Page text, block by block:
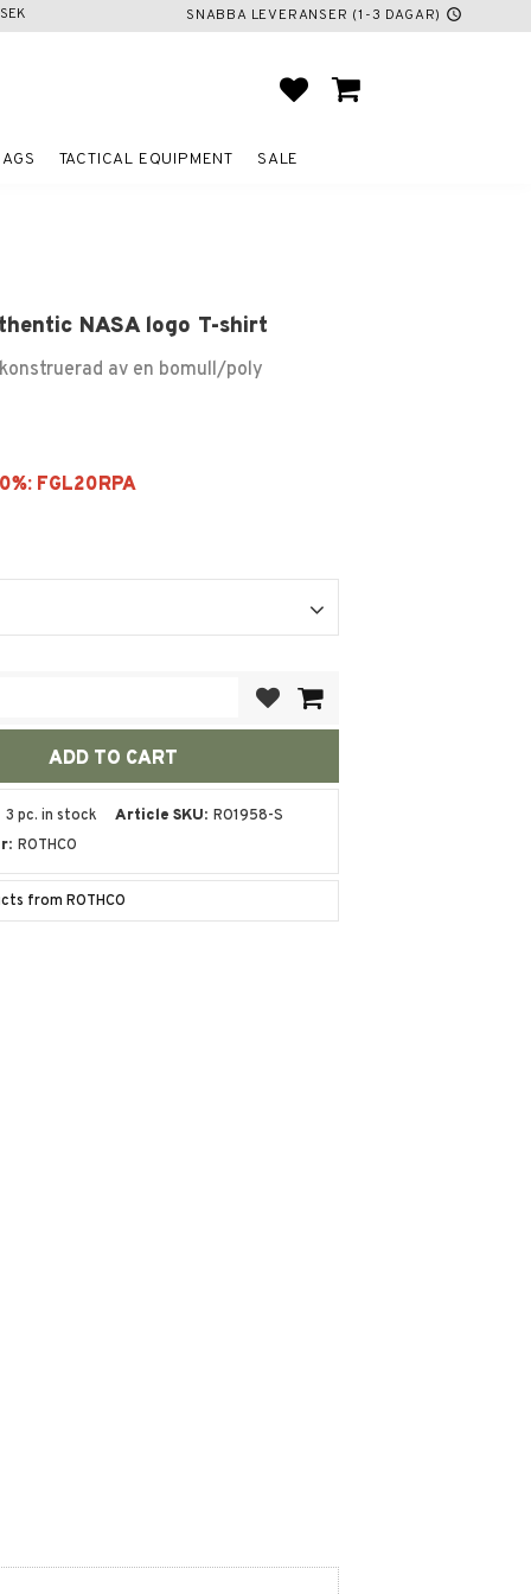
SNABBA LEVERANSER (1-3 DAGAR) schedule
SEK
FAVORITES
BASKET
TACTICAL EQUIPMENT SALE
NASA logo T-shirt
av en bomull/poly
3 pc. in stock Article SKU RO1958-S
ROTHCO
from ROTHCO